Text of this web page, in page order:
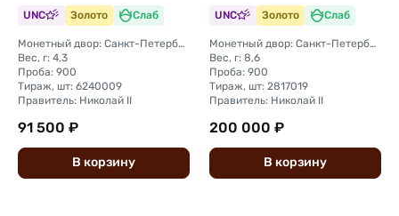
UNC Золото Слаб
Монетный двор: Санкт-Петербургский монетный двор
Вес, г: 4,3
Проба: 900
Тираж, шт: 6240009
Правитель: Николай II
91 500 ₽
В корзину
UNC Золото Слаб
Монетный двор: Санкт-Петербургский монетный двор
Вес, г: 8,6
Проба: 900
Тираж, шт: 2817019
Правитель: Николай II
200 000 ₽
В корзину